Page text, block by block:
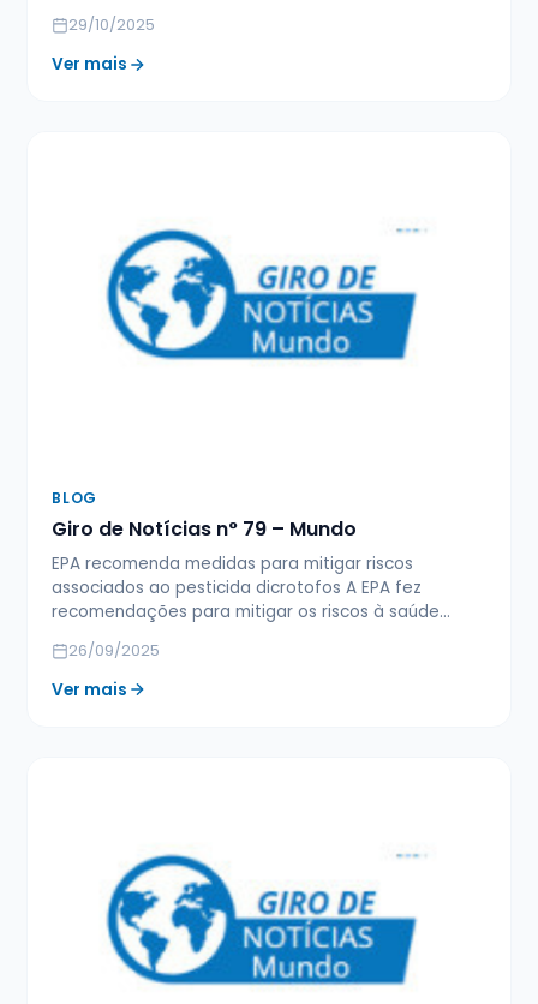
29/10/2025
Ver mais
BLOG
Giro de Notícias n° 79 – Mundo
EPA recomenda medidas para mitigar riscos
associados ao pesticida dicrotofos A EPA fez
recomendações para mitigar os riscos à saúde…
26/09/2025
Ver mais